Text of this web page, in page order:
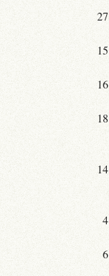
27
15
16
18
14
4
6